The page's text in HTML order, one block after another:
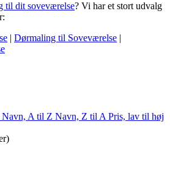
til dit soveværelse? Vi har et stort udvalg
| Dørmaling til Soveværelse |
Navn, A til Z Navn, Z til A Pris, lav til høj